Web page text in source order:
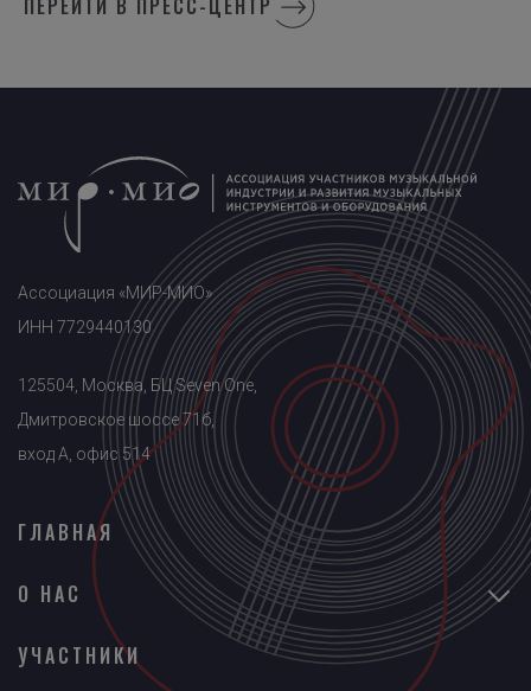
ПЕРЕЙТИ В ПРЕСС-ЦЕНТР
Ассоциация «МИР-МИО»
ИНН 7729440130
125504, Москва, БЦ Seven One,
Дмитровское шоссе 71б,
вход A, офис 514
ГЛАВНАЯ
О НАС
УЧАСТНИКИ